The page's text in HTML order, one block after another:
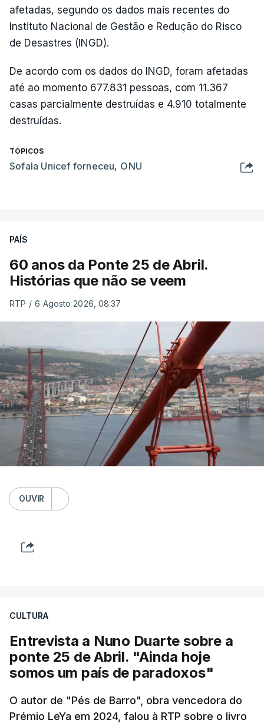
afetadas, segundo os dados mais recentes do
Instituto Nacional de Gestão e Redução do Risco
de Desastres (INGD).
De acordo com os dados do INGD, foram afetadas
até ao momento 677.831 pessoas, com 11.367
casas parcialmente destruídas e 4.910 totalmente
destruídas.
TÓPICOS
Sofala Unicef forneceu, ONU
PAÍS
60 anos da Ponte 25 de Abril.
Histórias que não se veem
RTP / 6 Agosto 2026, 08:37
OUVIR
CULTURA
Entrevista a Nuno Duarte sobre a
ponte 25 de Abril. "Ainda hoje
somos um país de paradoxos"
O autor de "Pés de Barro", obra vencedora do
Prémio LeYa em 2024, falou à RTP sobre o livro